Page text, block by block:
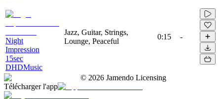
Night
Impression
15sec
DHDMusic
Jazz, Guitar, Strings,
Lounge, Peaceful
0:15 -
© 2026 Jamendo Licensing
Télécharger l'app